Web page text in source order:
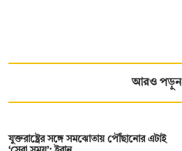
আরও পড়ুন
যুক্তরাষ্ট্রের সঙ্গে সমঝোতায় পৌঁছানোর এটাই